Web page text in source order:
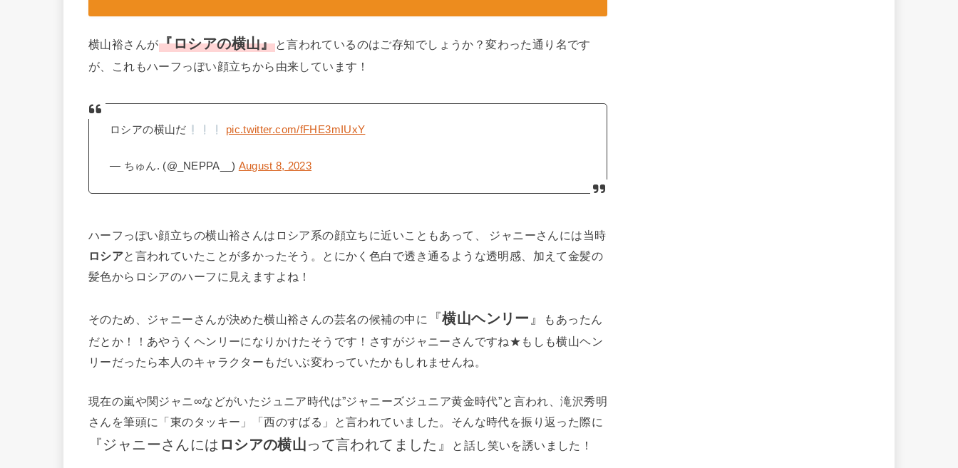
横山裕さんが『ロシアの横山』と言われているのはご存知でしょうか？変わった通り名です
が、これもハーフっぽい顔立ちから由来しています！
ロシアの横山だ pic.twitter.com/fFHE3mIUxY
— ちゅん. (@_NEPPA__) August 8, 2023
ハーフっぽい顔立ちの横山裕さんはロシア系の顔立ちに近いこともあって、 ジャニーさんには当時
ロシアと言われていたことが多かったそう。とにかく色白で透き通るような透明感、加えて金髪の
髪色からロシアのハーフに見えますよね！
そのため、ジャニーさんが決めた横山裕さんの芸名の候補の中に 『横山ヘンリー 』
もあったん
だとか！！あやうくヘンリーになりかけたそうです！さすがジャニーさんですね★もしも横山ヘン
リーだったら本人のキャラクターもだいぶ変わっていたかもしれませんね。
現在の嵐や関ジャニ∞などがいたジュニア時代は”ジャニーズジュニア黄金時代”と言われ、滝沢秀明
さんを筆頭に「東のタッキー」「西のすばる」と言われていました。そんな時代を振り返った際に
『ジャニーさんには ロシアの横山って言われてました』 と話し笑いを誘いました！